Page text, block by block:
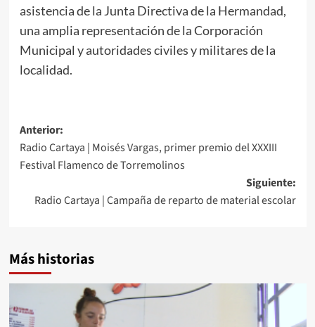
asistencia de la Junta Directiva de la Hermandad,
una amplia representación de la Corporación
Municipal y autoridades civiles y militares de la
localidad.
Anterior:
Radio Cartaya | Moisés Vargas, primer premio del XXXIII
Festival Flamenco de Torremolinos
Siguiente:
Radio Cartaya | Campaña de reparto de material escolar
Más historias